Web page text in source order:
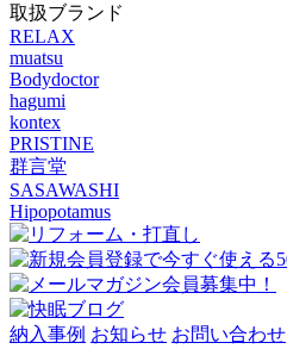
取扱ブランド
RELAX
muatsu
Bodydoctor
hagumi
kontex
PRISTINE
群言堂
SASAWASHI
Hipopotamus
納入事例 お知らせ お問い合わせ